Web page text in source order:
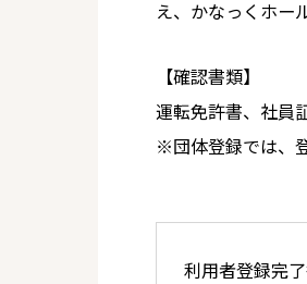
え、かなっくホー
【確認書類】
運転免許書、社員
※団体登録では、
利用者登録完